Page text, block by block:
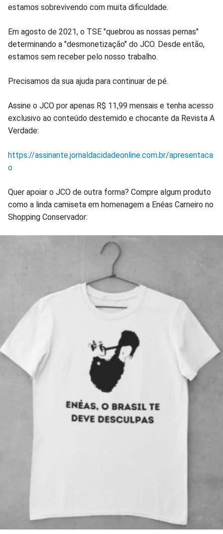
estamos sobrevivendo com muita dificuldade.
Em agosto de 2021, o TSE "quebrou as nossas pernas"
determinando a "desmonetização" do JCO. Desde então,
estamos sem receber pelo nosso trabalho.
Precisamos da sua ajuda para continuar de pé.
Assine o JCO por apenas R$ 11,99 mensais e tenha acesso
exclusivo ao conteúdo destemido e chocante da Revista A
Verdade:
https://assinante.jornaldacidadeonline.com.br/apresentaca
o
Quer apoiar o JCO de outra forma? Compre algum produto
como a linda camiseta em homenagem a Enéas Carneiro no
Shopping Conservador: